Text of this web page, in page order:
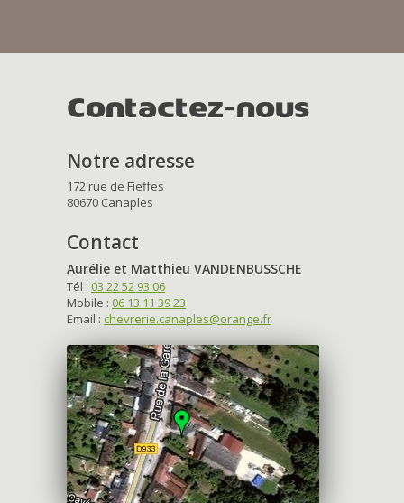
Contactez-nous
Notre adresse
172 rue de Fieffes
80670 Canaples
Contact
Aurélie et Matthieu VANDENBUSSCHE
Tél : 03 22 52 93 06
Mobile : 06 13 11 39 23
Email : chevrerie.canaples@orange.fr